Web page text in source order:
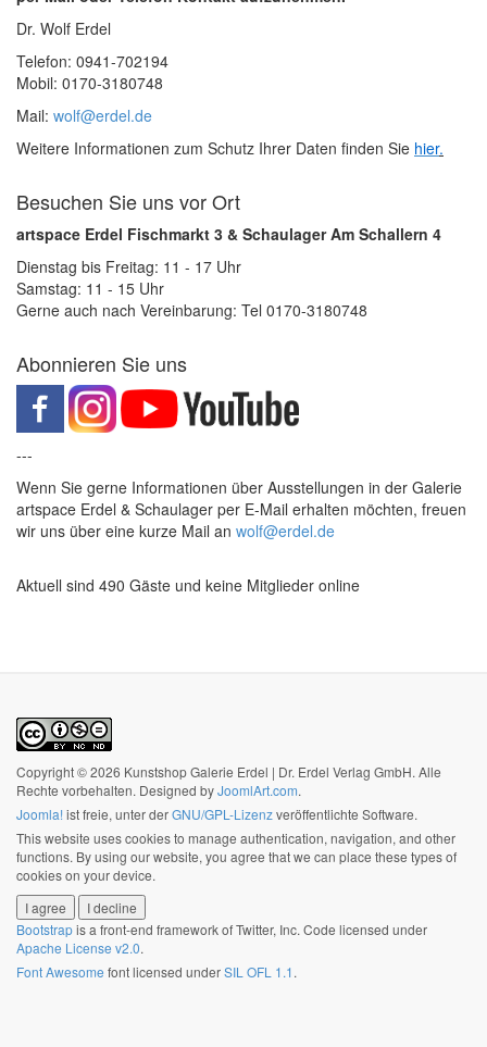
Dr. Wolf Erdel
Telefon: 0941-702194
Mobil: 0170-3180748
Mail: wolf@erdel.de
Weitere Informationen zum Schutz Ihrer Daten finden Sie hier.
Besuchen Sie uns vor Ort
artspace Erdel Fischmarkt 3 & Schaulager Am Schallern 4
Dienstag bis Freitag: 11 - 17 Uhr
Samstag: 11 - 15 Uhr
Gerne auch nach Vereinbarung: Tel 0170-3180748
Abonnieren Sie uns
---
Wenn Sie gerne Informationen über Ausstellungen in der Galerie
artspace Erdel & Schaulager per E-Mail erhalten möchten, freuen
wir uns über eine kurze Mail an wolf@erdel.de
Aktuell sind 490 Gäste und keine Mitglieder online
Copyright © 2026 Kunstshop Galerie Erdel | Dr. Erdel Verlag GmbH. Alle
Rechte vorbehalten. Designed byJoomlArt.com.
Joomla!ist freie, unter derGNU/GPL-Lizenzveröffentlichte Software.
This website uses cookies to manage authentication, navigation, and other
functions. By using our website, you agree that we can place these types of
cookies on your device.
I agree
I decline
Bootstrapis a front-end framework of Twitter, Inc. Code licensed under
Apache License v2.0.
Font Awesome font licensed underSIL OFL 1.1.